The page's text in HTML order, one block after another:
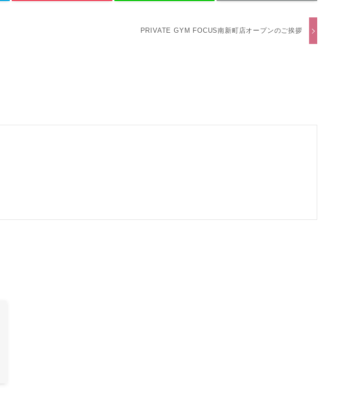
PRIVATE GYM FOCUS南新町店オープンのご挨拶